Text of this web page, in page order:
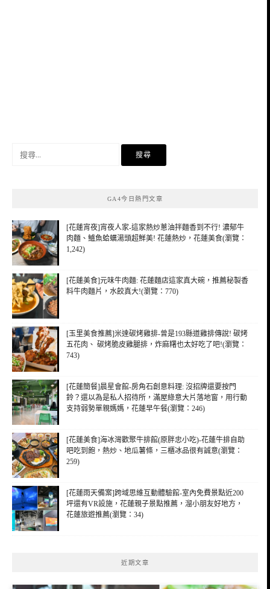
GA4今日熱門文章
[花蓮宵夜]宵夜人家-這家熱炒蔥油拌麵香到不行! 濃郁牛
肉麵、鱸魚蛤蠣湯頭超鮮美! 花蓮熱炒，花蓮美食(瀏覽：
1,242)
[花蓮美食]元味牛肉麵: 花蓮麵店這家真大碗，推薦秘製香
料牛肉麵片，水餃真大!(瀏覽：770)
[玉里美食推薦]米達碳烤雞排-曾是193縣道雞排傳說! 碳烤
五花肉、 碳烤脆皮雞腿排，炸麻糬也太好吃了吧!(瀏覽：
743)
[花蓮簡餐]晨星會館-房角石創意料理: 沒招牌還要按門
鈴？還以為是私人招待所，滿屋綠意大片落地窗，用行動
支持弱勢單親媽媽，花蓮早午餐(瀏覽：246)
[花蓮美食]海冰灣歡聚牛排館(原胖忠小吃)-花蓮牛排自助
吧吃到飽，熱炒、地瓜薯條，三櫃冰品很有誠意(瀏覽：
259)
[花蓮雨天備案]跨域思維互動體驗館-室內免費景點近200
坪還有VR設施，花蓮親子景點推薦，溜小朋友好地方，
花蓮旅遊推薦(瀏覽：34)
近期文章